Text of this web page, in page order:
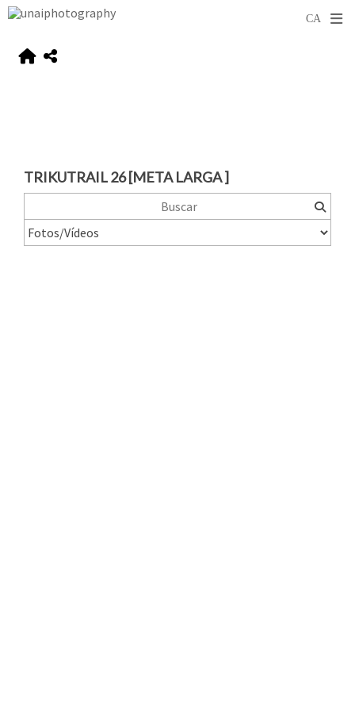
TRIKUTRAIL 26 [META LARGA ]